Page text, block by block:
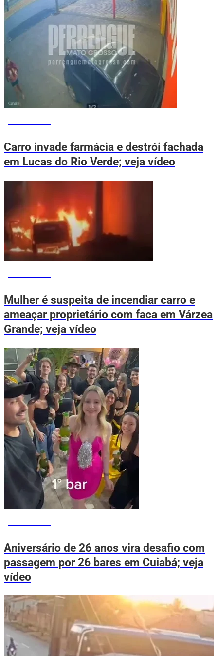
Carro invade farmácia e destrói fachada
em Lucas do Rio Verde; veja vídeo
Mulher é suspeita de incendiar carro e
ameaçar proprietário com faca em Várzea
Grande; veja vídeo
Aniversário de 26 anos vira desafio com
passagem por 26 bares em Cuiabá; veja
vídeo